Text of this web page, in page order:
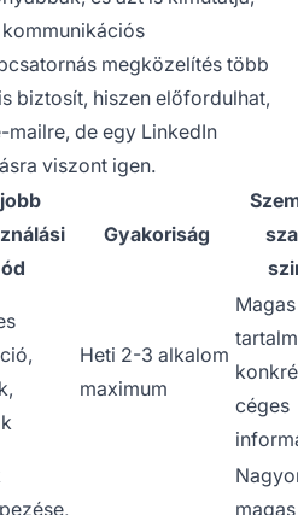
megközelítés több
biztosít, hiszen előfordulhat,
de egy LinkedIn
viszont igen.
Gyakoriság
Heti 2-3 alkalom
maximum
céges